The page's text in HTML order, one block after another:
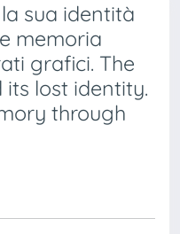
sua identità
memoria
grafici. The
lost identity.
through